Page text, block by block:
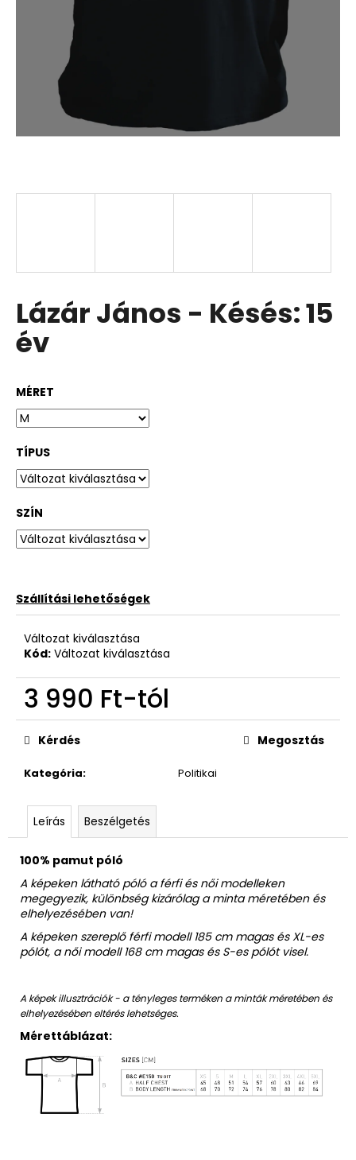
Lázár János - Késés: 15
év
MÉRET
TÍPUS
SZÍN
Szállítási lehetőségek
Változat kiválasztása
Kód: Változat kiválasztása
3 990 Ft-tól
Egységár:
Kategória: Politikai
Kérdés Megosztás
Leírás Beszélgetés
100% pamut póló
A képeken látható póló a férfi és női modelleken
megegyezik, különbség kizárólag a minta méretében és
elhelyezésében van!
A képeken szereplő férfi modell 185 cm magas és XL-es
pólót, a női modell 168 cm magas és S-es pólót visel.
A képek illusztrációk - a tényleges terméken a minták méretében és
elhelyezésében eltérés lehetséges.
Mérettáblázat: